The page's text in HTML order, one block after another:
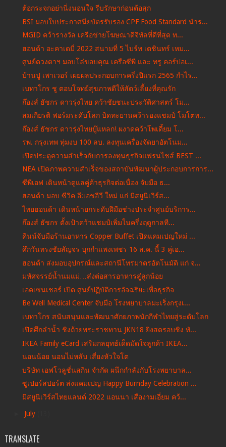
ต้อกระจกอย่านิ่งนอนใจ รีบรักษาก่อนต้อสุก
BSI มอบใบประกาศนียบัตรรับรอง CPF Food Standard นำร...
MGID คว้ารางวัล เครือข่ายโฆษณาดิจิทัลที่ดีที่สุด ท...
ฮอนด้า อะคาเดมี่ 2022 สนามที่ 5 ไบร์ท เตชินทร์ เหม...
ศูนย์ดวงตาฯ มอบโล่ขอบคุณ เครือซีพี และ ทรู คอร์ปอเ...
บ้านปู เพาเวอร์ เผยผลประกอบการครึ่งปีแรก 2565 กำไร...
เบทาโกร ชู ตอบโจทย์สุขภาพดีให้สัตว์เลี้ยงที่คุณรัก
ก๊องส์ ธัชกร ดาวรุ่งไทย คว้าชัยชนะประวัติศาสตร์ โม...
สมเกียรติ ฟอร์มระดับโลก บิดทะยานคว้ารองแชมป์ โมโตท...
ก๊องส์ ธัชกร ดาวรุ่งไทยบู๊แหลก! ผงาดคว้าโพเดี้ยม โ...
รพ. กรุงเทพ ทุ่มงบ 100 ลบ. ลงทุนเครื่องจัดยาอัตโนม...
เปิดประตูความสำเร็จกับการลงทุนธุรกิจแฟรนไชส์ BEST ...
NEA เปิดภาพความสำเร็จของสถาบันพัฒนาผู้ประกอบการการ...
ซีพีเอฟ เดินหน้าดูแลคู่ค้าธุรกิจต่อเนื่อง จับมือ ธ...
ฮอนด้า มอบ ซีวิค อี:เอชอีวี ใหม่ แก่ มิสยูนิเวิร์ส...
ไทยฮอนด้า เดินหน้ายกระดับฝีมือช่างประจำศูนย์บริการ...
ก๊องส์ ธัชกร ตั้งเป้าคว้าแชมป์เพิ่มในครึ่งฤดูกาลที...
คินน์จับมือร้านอาหาร Copper Buffet เปิดแคมเปญใหม่ ...
ศึกวันทรงชัยสัญจร บุกกำแพงเพชร 16 ส.ค. นี้ 3 คู่เอ...
ฮอนด้า ส่งมอบอุปกรณ์และสถานีโทรมาตรอัตโนมัติ แก่ จ...
มหัศจรรย์น้ำนมแม่…ส่งต่อสารอาหารสู่ลูกน้อย
เอคเซนเชอร์ เปิด ศูนย์ปฏิบัติการอัจฉริยะเพื่อธุรกิจ
Be Well Medical Center จับมือ โรงพยาบาลมะเร็งกรุงเ...
เบทาโกร สนับสนุนและพัฒนาศักยภาพนักกีฬาไทยสู่ระดับโลก
เปิดศึกลำน้ำ ชิงถ้วยพระราชทาน JKN18 ยิงสดรอบชิง ทั...
IKEA Family eCard เสริมกลยุทธ์เด็ดมัดใจลูกค้า IKEA...
นอนน้อย นอนไม่หลับ เสี่ยงหัวใจโต
บริษัท เอฟโวลูชั่นสกิน จำกัด ผนึกกำลังกับโรงพยาบาล...
ซูเปอร์สปอร์ต ส่งแคมเปญ Happy Burnday Celebration ...
มิสยูนิเวิร์สไทยแลนด์ 2022 แอนนา เสืองามเอี่ยม คว้...
July
TRANSLATE